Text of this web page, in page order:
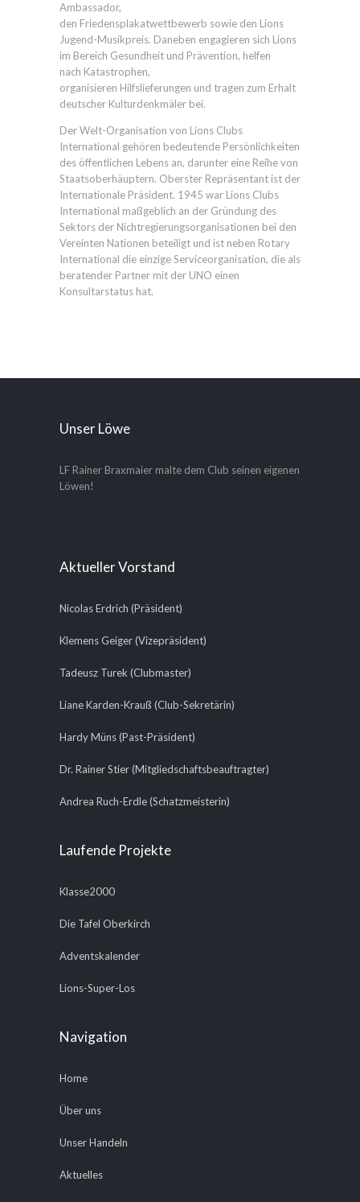
Ambassador,
den Friedensplakatwettbewerb sowie den Lions
Jugend-Musikpreis. Daneben engagieren sich Lions
im Bereich Gesundheit und Prävention, helfen
nach Katastrophen,
organisieren Hilfslieferungen und tragen zum Erhalt
deutscher Kulturdenkmäler bei.
Der Welt-Organisation von Lions Clubs
International gehören bedeutende Persönlichkeiten
des öffentlichen Lebens an, darunter eine Reihe von
Staatsoberhäuptern. Oberster Repräsentant ist der
Internationale Präsident. 1945 war Lions Clubs
International maßgeblich an der Gründung des
Sektors der Nichtregierungsorganisationen bei den
Vereinten Nationen beteiligt und ist neben Rotary
International die einzige Serviceorganisation, die als
beratender Partner mit der UNO einen
Konsultarstatus hat.
Unser Löwe
LF Rainer Braxmaier malte dem Club seinen eigenen
Löwen!
Aktueller Vorstand
Nicolas Erdrich (Präsident)
Klemens Geiger (Vizepräsident)
Tadeusz Turek (Clubmaster)
Liane Karden-Krauß (Club-Sekretärin)
Hardy Müns (Past-Präsident)
Dr. Rainer Stier (Mitgliedschaftsbeauftragter)
Andrea Ruch-Erdle (Schatzmeisterin)
Laufende Projekte
Klasse2000
Die Tafel Oberkirch
Adventskalender
Lions-Super-Los
Navigation
Home
Über uns
Unser Handeln
Aktuelles